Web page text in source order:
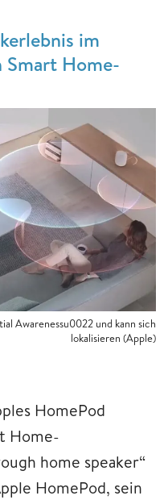
im
Smart Home-
Awarenessu0022 und kann sich
lokalisieren (Apple)
HomePod
Home-
home speaker“
HomePod, sein